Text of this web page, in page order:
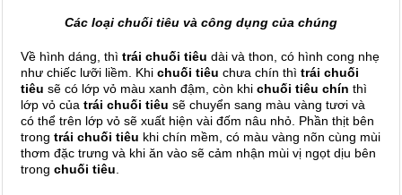
Các loại chuối tiêu và công dụng của chúng
Về hình dáng, thì trái chuối tiêu dài và thon, có hình cong nhẹ
như chiếc lưỡi liềm. Khi chuối tiêu chưa chín thì trái chuối
tiêu sẽ có lớp vỏ màu xanh đậm, còn khi chuối tiêu chín thì
lớp vỏ của trái chuối tiêu sẽ chuyển sang màu vàng tươi và
có thể trên lớp vỏ sẽ xuất hiện vài đốm nâu nhỏ. Phần thịt bên
trong trái chuối tiêu khi chín mềm, có màu vàng nõn cùng mùi
thơm đặc trưng và khi ăn vào sẽ cảm nhận mùi vị ngọt dịu bên
trong chuối tiêu.